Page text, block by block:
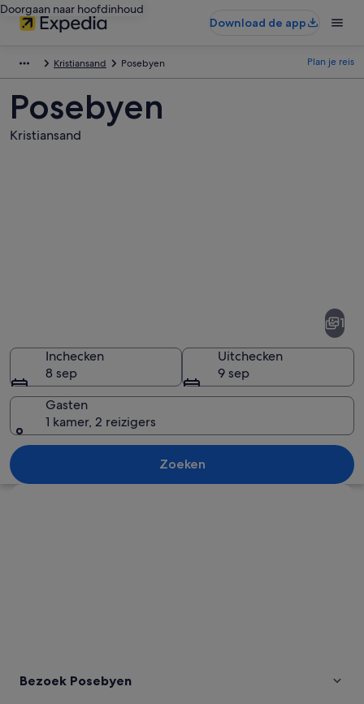
Doorgaan naar hoofdinhoud
Download de app
Kristiansand Posebyen Plan je reis
Posebyen
Kristiansand
Een bloemenzee van paarse en roze
1
Inchecken
8 sep
Uitchecken
9 sep
Gasten
1 kamer, 2 reizigers
Zoeken
Bezoek Posebyen